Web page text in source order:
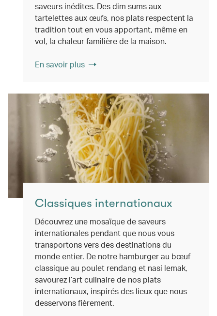
saveurs inédites. Des dim sums aux
tartelettes aux œufs, nos plats respectent la
tradition tout en vous apportant, même en
vol, la chaleur familière de la maison.
En savoir plus
Classiques internationaux
Découvrez une mosaïque de saveurs
internationales pendant que nous vous
transportons vers des destinations du
monde entier. De notre hamburger au bœuf
classique au poulet rendang et nasi lemak,
savourez l’art culinaire de nos plats
internationaux, inspirés des lieux que nous
desservons fièrement.